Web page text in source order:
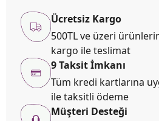
Ücretsiz Kargo
500TL ve üzeri
kargo ile teslimat
9 Taksit İmkanı
Tüm kredi kartlarına
ile taksitli ödeme
Müşteri Desteği